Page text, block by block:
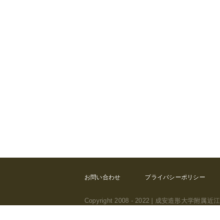
お問い合わせ プライバシーポリシー
Copyright 2008 - 2022 | 成安造形大学附属